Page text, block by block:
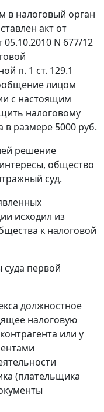
в налоговый орган
акт от
N 677/12
п. 1 ст. 129.1
лицом
с настоящим
налоговому
в размере 5000 руб.
решение
общество
суд.
исходил из
к налоговой
первой
должностное
налоговую
или у
(плательщика